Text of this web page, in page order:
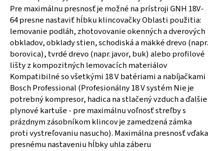
Pre maximálnu presnosť je možné na prístroji GNH 18V-
64 presne nastaviť hĺbku klincovačky Oblasti použitia:
lemovanie podláh, zhotovovanie okenných a dverových
obkladov, obklady stien, schodiská a mäkké drevo (napr.
borovica), tvrdé drevo (napr. javor, buk) alebo profilové
lišty z kompozitných lemovacích materiálov
Kompatibilné so všetkými 18 V batériami a nabíjačkami
Bosch Professional (Profesionálny 18 V systém Nie je
potrebný kompresor, hadica na stlačený vzduch a ďalšie
plynové kartuše - pre maximálnu voľnosť streľby s
prázdnym zásobníkom klincov je zamedzená zámka
proti vystreľovaniu nasucho). Maximálna presnosť vďaka
presnému nastaveniu hĺbky uhla záberu